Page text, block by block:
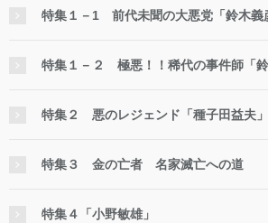
特集１－1 前代未聞の大悪党「鈴木義
特集１－２ 極悪！！稀代の事件師「
特集２ 悪のレジェンド「種子田益夫
特集３ 金の亡者 名家滅亡への道
特集４「小野敏雄」